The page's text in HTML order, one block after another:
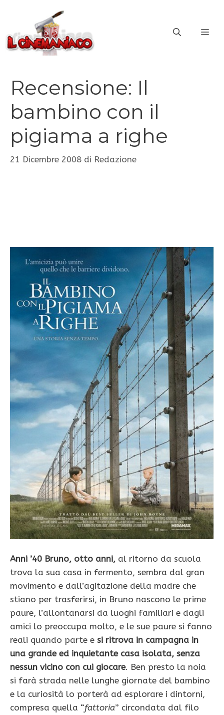
contenuto
Recensione: Il
bambino con il
pigiama a righe
21 Dicembre 2008 di Redazione
Anni ’40 Bruno, otto anni, al ritorno da scuola
trova la sua casa in fermento, sembra dal gran
movimento e dall’agitazione della madre che
stiano per trasferirsi, in Bruno nascono le prime
paure, l’allontanarsi da luoghi familiari e dagli
amici lo preoccupa molto, e le sue paure si fanno
reali quando parte e si ritrova in campagna in
una grande ed inquietante casa isolata, senza
nessun vicino con cui giocare. Ben presto la noia
si farà strada nelle lunghe giornate del bambino
e la curiosità lo porterà ad esplorare i dintorni,
compresa quella “fattoria” circondata dal filo